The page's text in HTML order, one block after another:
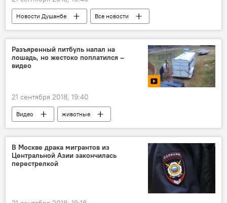
Новости Душанбе
Все новости
Таджикистан
драка убийство
Разъяренный питбуль напал на
лошадь, но жестоко поплатился –
видео
21 сентября 2018, 19:40
Видео животные
В Москве драка мигрантов из
Центральной Азии закончилась
перестрелкой